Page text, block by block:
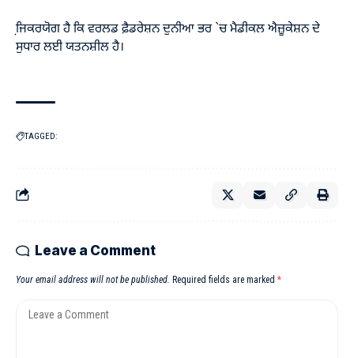
ਜਿ਼ਕਰਯੋਗ ਹੈ ਕਿ ਵਰਲਡ ਫ਼ੈਡਰੇਸ਼ਨ ਦੁਨੀਆ ਭਰ `ਚ ਮੈਡੀਕਲ ਐਜ਼ੂਕੇਸ਼ਨ ਦੇ
ਸੁਧਾਰ ਲਈ ਯਤਨਸ਼ੀਲ ਹੈ।
TAGGED:
Leave a Comment
Your email address will not be published. Required fields are marked *